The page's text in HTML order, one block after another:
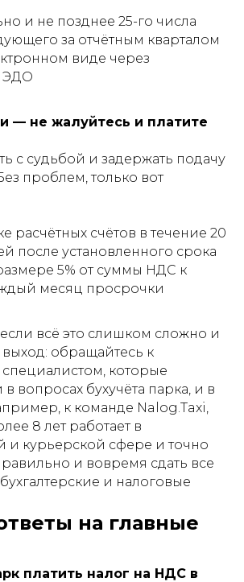
и не позднее 25-го числа
за отчётным кварталом
виде через
ЭДО
— не жалуйтесь и платите
с судьбой и задержать подачу
проблем, только вот
расчётных счётов в течение 20
после установленного срока
5% от суммы НДС к
месяц просрочки
всё это слишком сложно и
выход: обращайтесь к
которые
вопросах бухучёта парка, и в
к команде Nalog.Taxi,
8 лет работает в
и курьерской сфере и точно
и вовремя сдать все
и налоговые
на главные
платить налог на НДС в